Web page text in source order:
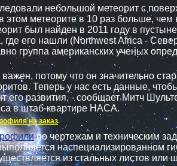
небольшой метеорит с
метеорите в 10 раз больше, чем
был найден в 2011 году в
где его нашли (Northwest Africa -
группа американских ученых
важен, потому что он значительно
Теперь у нас есть данные,
его развития, - сообщает Митч
в штаб-квартире НАСА.
на заказ
по чертежам и техническим
наспециализированном
из стальных листов или